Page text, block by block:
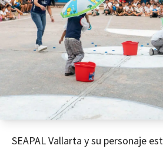
SEAPAL Vallarta y su personaje